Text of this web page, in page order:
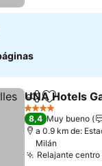
Compartir
Agregar
UNA Hotels
4 Estrellas
8,4 Muy bueno
a 0.9 km de:
Milán
Relajante